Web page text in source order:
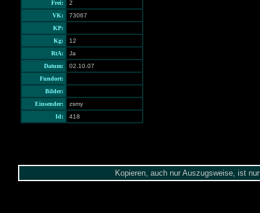
Frei:
2
VK:
73067
KP:
Kg:
12
RtA:
Ja
Datum:
02.10.07
Fundort:
Bilder:
Einsender:
zsmy
Id:
418
Kopieren, auch nur Auszugsweise, ist